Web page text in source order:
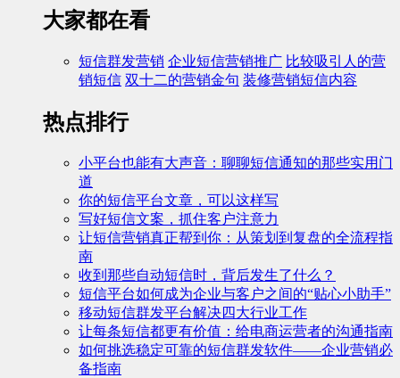
大家都在看
短信群发营销 企业短信营销推广 比较吸引人的营
销短信 双十二的营销金句 装修营销短信内容
热点排行
小平台也能有大声音：聊聊短信通知的那些实用门
道
你的短信平台文章，可以这样写
写好短信文案，抓住客户注意力
让短信营销真正帮到你：从策划到复盘的全流程指
南
收到那些自动短信时，背后发生了什么？
短信平台如何成为企业与客户之间的“贴心小助手”
移动短信群发平台解决四大行业工作
让每条短信都更有价值：给电商运营者的沟通指南
如何挑选稳定可靠的短信群发软件——企业营销必
备指南